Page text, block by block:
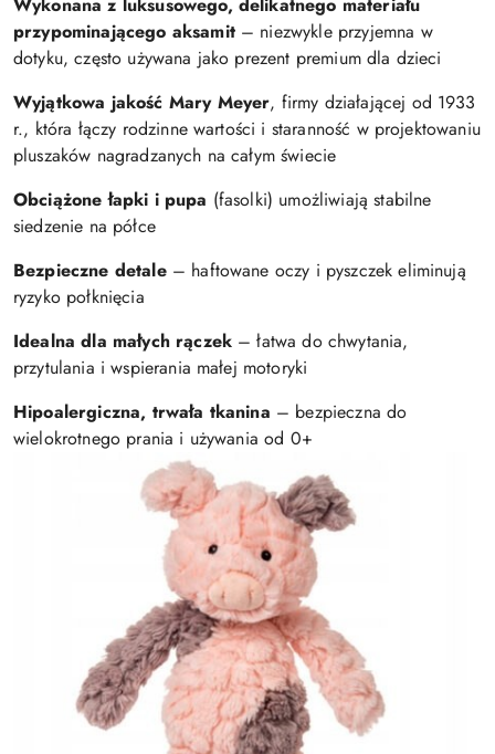
przypominającego aksamit – niezwykle przyjemna w
dotyku, często używana jako prezent premium dla dzieci
Wyjątkowa jakość Mary Meyer, firmy działającej od 1933
r., która łączy rodzinne wartości i staranność w projektowaniu
pluszaków nagradzanych na całym świecie
Obciążone łapki i pupa (fasolki) umożliwiają stabilne
siedzenie na półce
Bezpieczne detale– haftowane oczy i pyszczek eliminują
ryzyko połknięcia
Idealna dla małych rączek – łatwa do chwytania,
przytulania i wspierania małej motoryki
Hipoalergiczna, trwała tkanina – bezpieczna do
wielokrotnego prania i używania od 0+